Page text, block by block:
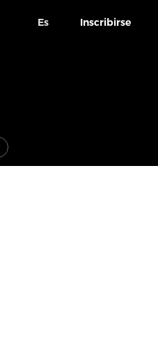
Es Inscribirse